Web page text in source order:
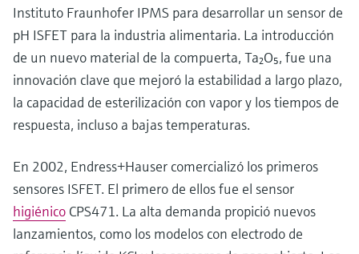
Instituto Fraunhofer IPMS para desarrollar un sensor de
pH ISFET para la industria alimentaria. La introducción
de un nuevo material de la compuerta, Ta₂O₅, fue una
innovación clave que mejoró la estabilidad a largo plazo,
la capacidad de esterilización con vapor y los tiempos de
respuesta, incluso a bajas temperaturas.
En 2002, Endress+Hauser comercializó los primeros
sensores ISFET. El primero de ellos fue el sensor
higiénico CPS471. La alta demanda propició nuevos
lanzamientos, como los modelos con electrodo de